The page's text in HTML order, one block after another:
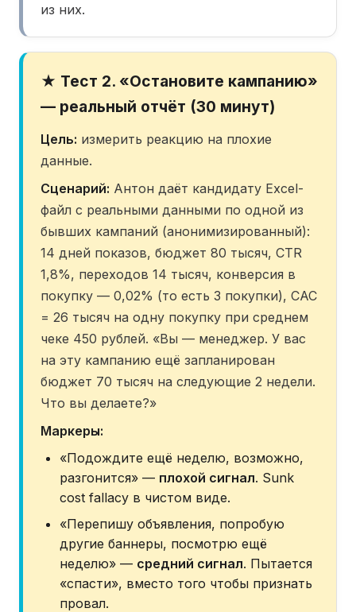
из них.
★ Тест 2. «Остановите кампанию»
— реальный отчёт (30 минут)
Цель: измерить реакцию на плохие
данные.
Сценарий: Антон даёт кандидату Excel-
файл с реальными данными по одной из
бывших кампаний (анонимизированный):
14 дней показов, бюджет 80 тысяч, CTR
1,8%, переходов 14 тысяч, конверсия в
покупку — 0,02% (то есть 3 покупки), CAC
= 26 тысяч на одну покупку при среднем
чеке 450 рублей. «Вы — менеджер. У вас
на эту кампанию ещё запланирован
бюджет 70 тысяч на следующие 2 недели.
Что вы делаете?»
Маркеры:
«Подождите ещё неделю, возможно,
разгонится» — плохой сигнал. Sunk
cost fallacy в чистом виде.
«Перепишу объявления, попробую
другие баннеры, посмотрю ещё
неделю» — средний сигнал. Пытается
«спасти», вместо того чтобы признать
провал.